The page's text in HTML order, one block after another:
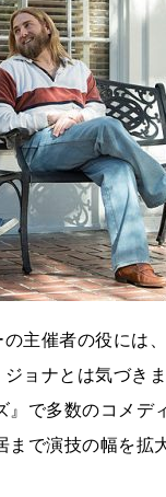
主催者の役には
ョナとは気づき
』で多数のコメ
まで演技の幅を